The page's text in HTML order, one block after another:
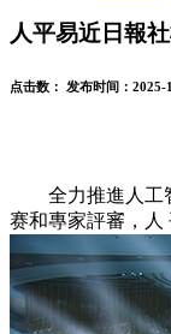
人平易近日報
点击数： 发布时间： 2025-
全力推進人工智
赛和專家評審，人